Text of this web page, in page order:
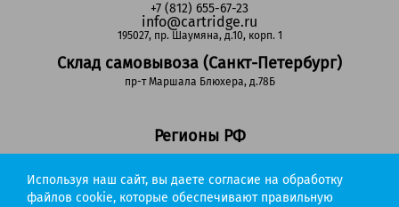
+7 (812) 655-67-23
info@cartridge.ru
195027, пр. Шаумяна, д.10, корп. 1
Склад самовывоза (Санкт-Петербург)
пр-т Маршала Блюхера, д.78Б
Регионы РФ
(звонок бесплатный)
info@cartridge.ru
Используя наш сайт, вы даете согласие на обработку
файлов cookie, которые обеспечивают правильную